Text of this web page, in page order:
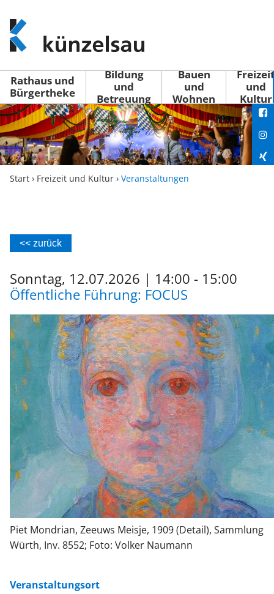
www.kuenzelsau.de
(zur
Startseite)
Rathaus und
Bürgertheke
Bildung
und
Betreuung
Bauen
und
Wohnen
Freizeit
und
Kultur
Start › Freizeit und Kultur › Veranstaltungen
<< zurück
Sonntag, 12.07.2026 | 14:00 - 15:00
Öffentliche Führung: FOCUS
Piet Mondrian, Zeeuws Meisje, 1909 (Detail), Sammlung
Würth, Inv. 8552; Foto: Volker Naumann
Veranstaltungsort